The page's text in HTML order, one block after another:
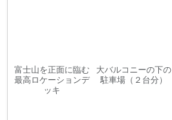
富士山を正面に臨む
最高ロケーションデ
ッキ
大バルコニーの下の
駐車場（２台分）